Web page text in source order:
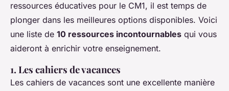
ressources éducatives pour le CM1, il est temps de
plonger dans les meilleures options disponibles. Voici
une liste de 10 ressources incontournables qui vous
aideront à enrichir votre enseignement.
1. Les cahiers de vacances
Les cahiers de vacances sont une excellente manière